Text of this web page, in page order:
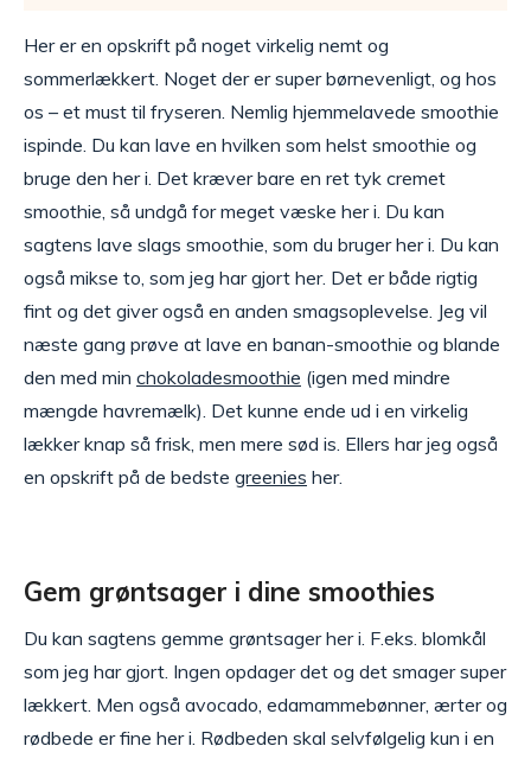
Her er en opskrift på noget virkelig nemt og
sommerlækkert. Noget der er super børnevenligt, og hos
os – et must til fryseren. Nemlig hjemmelavede smoothie
ispinde. Du kan lave en hvilken som helst smoothie og
bruge den her i. Det kræver bare en ret tyk cremet
smoothie, så undgå for meget væske her i. Du kan
sagtens lave slags smoothie, som du bruger her i. Du kan
også mikse to, som jeg har gjort her. Det er både rigtig
fint og det giver også en anden smagsoplevelse. Jeg vil
næste gang prøve at lave en banan-smoothie og blande
den med min chokoladesmoothie (igen med mindre
mængde havremælk). Det kunne ende ud i en virkelig
lækker knap så frisk, men mere sød is. Ellers har jeg også
en opskrift på de bedste greenies her.
Gem grøntsager i dine smoothies
Du kan sagtens gemme grøntsager her i. F.eks. blomkål
som jeg har gjort. Ingen opdager det og det smager super
lækkert. Men også avocado, edamammebønner, ærter og
rødbede er fine her i. Rødbeden skal selvfølgelig kun i en